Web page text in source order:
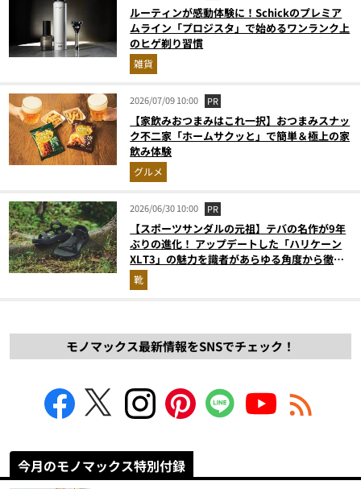
ルーティンが感動体験に！Schickのプレミア
ムライン「プロジスタ」で始めるワンランク上
のヒゲ剃り習慣
雑貨
2026/07/09 10:00 PR
【家飲みおつまみはこれ一択】おつまみスナッ
ク不二家「ホームサクッと」で簡単＆極上の家
飲み体験
グルメ
2026/06/30 10:00 PR
【スポーツサンダルの元祖】テバの名作が9年
ぶりの進化！ アップデートした「ハリケーン
XLT3」の魅力を識者があらゆる角度から徹底
解説！
靴
モノマックス最新情報をSNSでチェック！
今月のモノマックス特別付録